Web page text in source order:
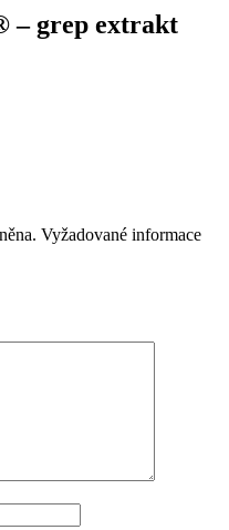
– grep extrakt
Vyžadované informace